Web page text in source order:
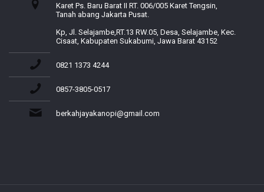
Karet Ps. Baru Barat II RT. 006/005 Karet Tengsin,
Tanah abang Jakarta Pusat.
Kp, Jl. Selajambe,RT.13 RW.05, Desa, Selajambe, Kec.
Cisaat, Kabupaten Sukabumi, Jawa Barat 43152
0821 1373 4244
0857-3805-0517
berkahjayakanopi@gmail.com